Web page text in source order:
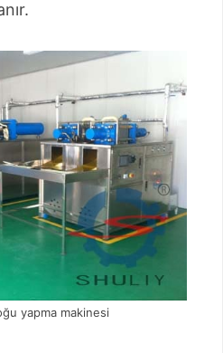
yapma makinesi